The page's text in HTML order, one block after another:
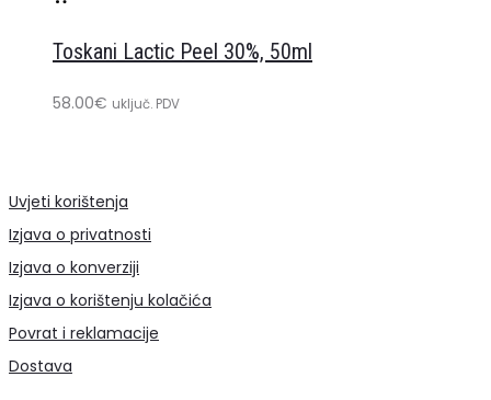
košaricu
Toskani Lactic Peel 30%, 50ml
58.00€ uključ. PDV
Uvjeti korištenja
Izjava o privatnosti
Izjava o konverziji
Izjava o korištenju kolačića
Povrat i reklamacije
Dostava